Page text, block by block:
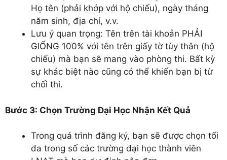
Họ tên (phải khớp với hộ chiếu), ngày tháng
năm sinh, địa chỉ, v.v.
Lưu ý quan trọng: Tên trên tài khoản PHẢI
GIỐNG 100% với tên trên giấy tờ tùy thân (hộ
chiếu) mà bạn sẽ mang vào phòng thi. Bất kỳ
sự khác biệt nào cũng có thể khiến bạn bị từ
chối thi.
Bước 3: Chọn Trường Đại Học Nhận Kết Quả
Trong quá trình đăng ký, bạn sẽ được chọn tối
đa trong số các trường đại học thành viên